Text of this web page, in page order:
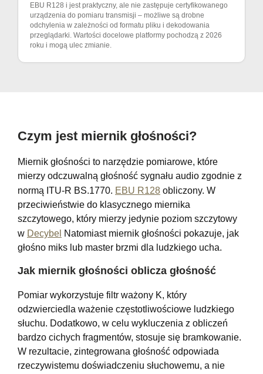
EBU R128 i jest praktyczny, ale nie zastępuje certyfikowanego
urządzenia do pomiaru transmisji – możliwe są drobne
odchylenia w zależności od formatu pliku i dekodowania
przeglądarki. Wartości docelowe platformy pochodzą z 2026
roku i mogą ulec zmianie.
Czym jest miernik głośności?
Miernik głośności to narzędzie pomiarowe, które
mierzy odczuwalną głośność sygnału audio zgodnie z
normą ITU-R BS.1770. EBU R128 obliczony. W
przeciwieństwie do klasycznego miernika
szczytowego, który mierzy jedynie poziom szczytowy
w Decybel Natomiast miernik głośności pokazuje, jak
głośno miks lub master brzmi dla ludzkiego ucha.
Jak miernik głośności oblicza głośność
Pomiar wykorzystuje filtr ważony K, który
odzwierciedla ważenie częstotliwościowe ludzkiego
słuchu. Dodatkowo, w celu wykluczenia z obliczeń
bardzo cichych fragmentów, stosuje się bramkowanie.
W rezultacie, zintegrowana głośność odpowiada
rzeczywistemu doświadczeniu słuchowemu, a nie